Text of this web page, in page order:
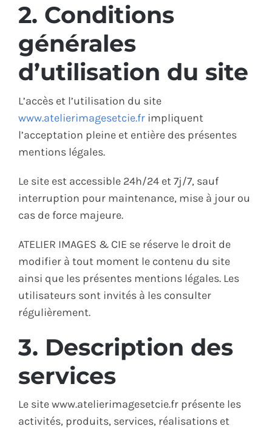
2. Conditions
générales
d’utilisation du site
L’accès et l’utilisation du site
www.atelierimagesetcie.fr impliquent
l’acceptation pleine et entière des présentes
mentions légales.
Le site est accessible 24h/24 et 7j/7, sauf
interruption pour maintenance, mise à jour ou
cas de force majeure.
ATELIER IMAGES & CIE se réserve le droit de
modifier à tout moment le contenu du site
ainsi que les présentes mentions légales. Les
utilisateurs sont invités à les consulter
régulièrement.
3. Description des
services
Le site www.atelierimagesetcie.fr présente les
activités, produits, services, réalisations et